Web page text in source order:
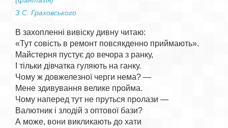
З С. Граховського
В захопленні вивіску дивну читаю:
«Тут совість в ремонт повсякденно приймають».
Майстерня пустує до вечора з ранку,
І тільки дівчатка гуляють на ганку.
Чому ж довжелезної черги нема? —
Мене здивування велике пройма.
Чому наперед тут не пруться пролази —
Валютник і злодій з оптової бази?
А може, вони викликають до хати